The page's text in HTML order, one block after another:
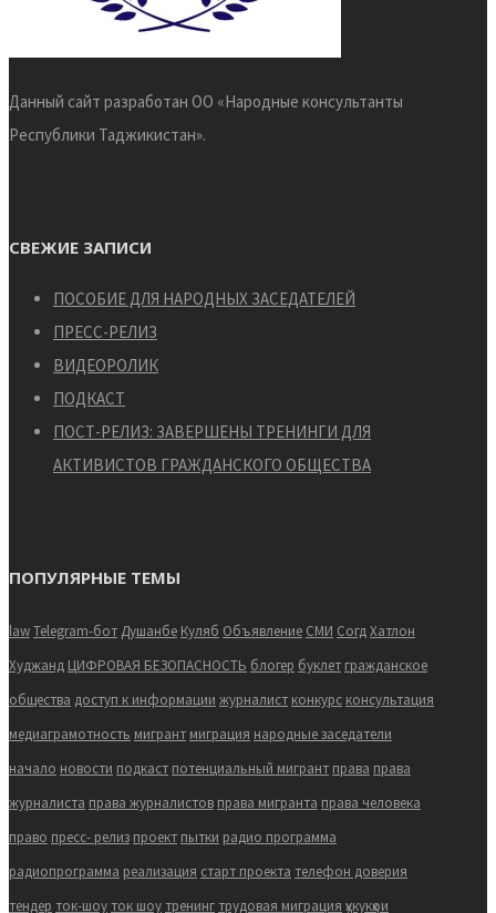
Данный сайт разработан ОО «Народные консультанты
Республики Таджикистан».
СВЕЖИЕ ЗАПИСИ
ПОСОБИЕ ДЛЯ НАРОДНЫХ ЗАСЕДАТЕЛЕЙ
ПРЕСС-РЕЛИЗ
ВИДЕОРОЛИК
ПОДКАСТ
ПОСТ-РЕЛИЗ: ЗАВЕРШЕНЫ ТРЕНИНГИ ДЛЯ
АКТИВИСТОВ ГРАЖДАНСКОГО ОБЩЕСТВА
ПОПУЛЯРНЫЕ ТЕМЫ
lawTelegram-бот Душанбе Куляб Объявление СМИ СогдХатлон
Худжанд ЦИФРОВАЯ БЕЗОПАСНОСТЬ блогер буклет гражданское
общества доступ к информации журналист конкурс консультация
медиаграмотность мигрант миграция народные заседатели
начало новости подкаст потенциальный мигрант права права
журналиста права журналистов права мигранта права человека
право пресс- релиз проект пытки радио программа
радиопрограмма реализация старт проекта телефон доверия
тендер ток-шоуток шоутренингтрудовая миграция ҳукукҳои